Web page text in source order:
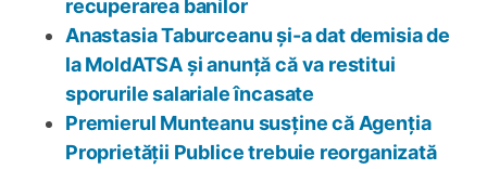
recuperarea banilor
Anastasia Taburceanu și-a dat demisia de
la MoldATSA și anunță că va restitui
sporurile salariale încasate
Premierul Munteanu susține că Agenția
Proprietății Publice trebuie reorganizată